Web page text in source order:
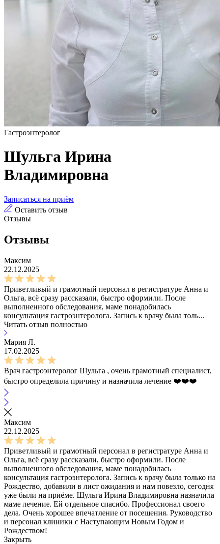
Гастроэнтеролог
Шульга Ирина
Владимировна
Записаться на приём
Оставить отзыв
Отзывы
Отзывы
Максим
22.12.2025
Приветливый и грамотный персонал в регистратуре Анна и
Ольга, всё сразу рассказали, быстро оформили. После
выполненного обследования, маме понадобилась
консультация гастроэнтеролога. Запись к врачу была толь...
Читать отзыв полностью
Мария Л.
17.02.2025
Врач гастроэнтеролог Шульга , очень грамотный специалист,
быстро определила причину и назначила лечение ❤️❤️❤️
Максим
22.12.2025
Приветливый и грамотный персонал в регистратуре Анна и
Ольга, всё сразу рассказали, быстро оформили. После
выполненного обследования, маме понадобилась
консультация гастроэнтеролога. Запись к врачу была только на
Рождество, добавили в лист ожидания и нам повезло, сегодня
уже были на приёме. Шульга Ирина Владимировна назначила
маме лечение. Ей отдельное спасибо. Профессионал своего
дела. Очень хорошее впечатление от посещения. Руководство
и персонал клиники с Наступающим Новым Годом и
Рождеством!
Закрыть